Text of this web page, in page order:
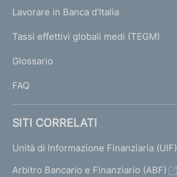
g
T
I
I
Lavorare in Banca d'Italia
Tassi effettivi globali medi (TEGM)
Glossario
FAQ
SITI CORRELATI
Unità di Informazione Finanziaria (UIF)
Arbitro Bancario e Finanziario (ABF)